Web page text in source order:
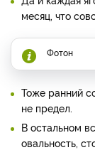
месяц, что
Фотон
Тоже ранний
не предел.
В остальном
овальность,